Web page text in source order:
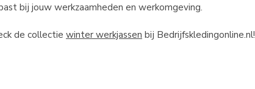
bij jouw werkzaamheden en werkomgeving.
de collectie winter werkjassen bij Bedrijfskledingonline.nl!